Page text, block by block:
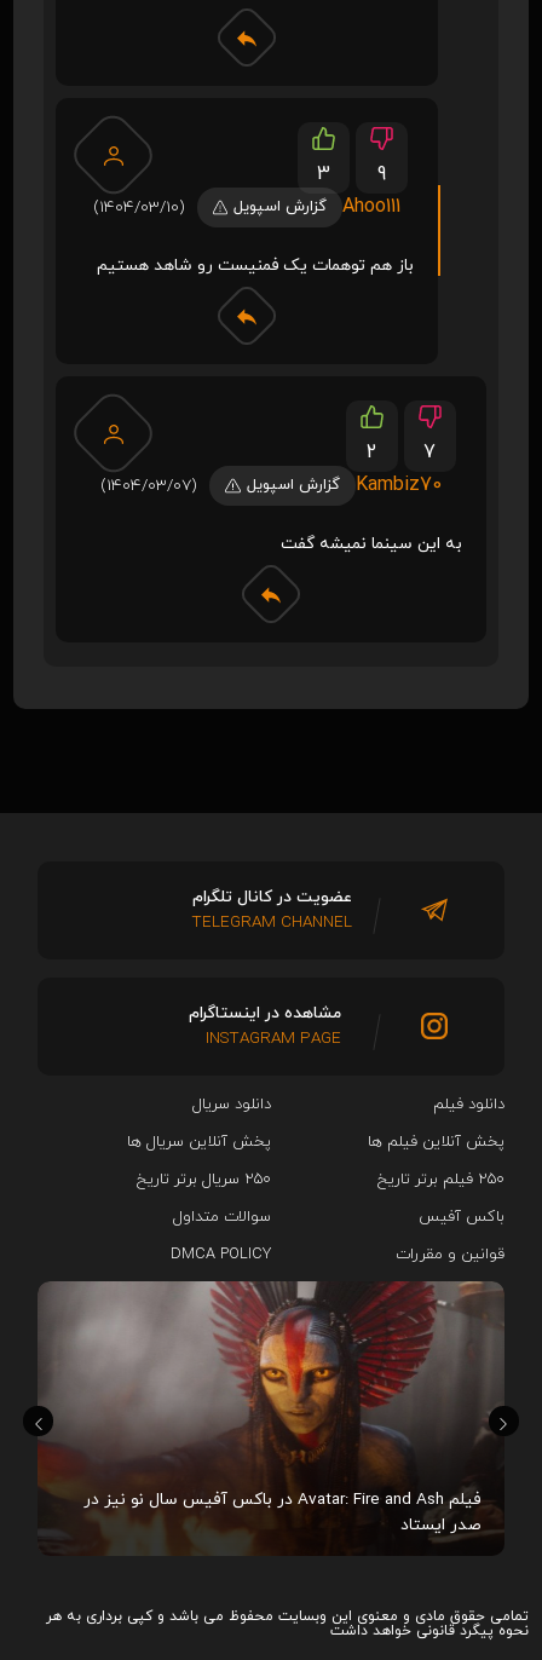
3
9
Ahoo111
گزارش اسپویل (1404/03/10)
باز هم توهمات یک فمنیست رو شاهد هستیم
2
7
Kambiz70
گزارش اسپویل (1404/03/07)
به این سینما نمیشه گفت
فیلم Avatar: Fire and Ash در باکس آفیس سال نو نیز در
صدر ایستاد
دانلود فیلم
دانلود سریال‌
پخش آنلاین فیلم ها
پخش آنلاین سریال ها
۲۵۰ فیلم برتر تاریخ
۲۵۰ سریال برتر تاریخ
باکس آفیس
سوالات متداول
قوانین و مقررات
DMCA POLICY
عضویت در کانال تلگرام
TELEGRAM CHANNEL
مشاهده در اینستاگرام
INSTAGRAM PAGE
تمامی حقوق مادی و معنوی این وبسایت محفوظ می باشد و کپی برداری به هر
نحوه پیگرد قانونی خواهد داشت